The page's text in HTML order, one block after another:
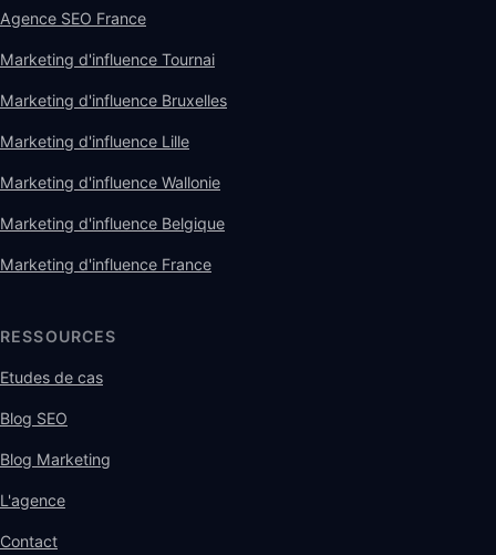
Agence SEO France
Marketing d'influence Tournai
Marketing d'influence Bruxelles
Marketing d'influence Lille
Marketing d'influence Wallonie
Marketing d'influence Belgique
Marketing d'influence France
RESSOURCES
Etudes de cas
Blog SEO
Blog Marketing
L'agence
Contact